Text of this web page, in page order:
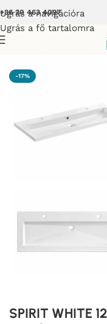
Ugrás a navigációra
Ugrás a fő tartalomra
+36 20 463 4097
-17%
SPIRIT WHITE